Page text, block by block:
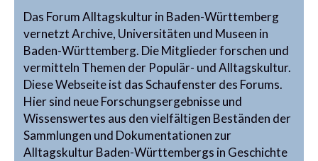
Das Forum Alltagskultur in Baden-Württemberg
vernetzt Archive, Universitäten und Museen in
Baden-Württemberg. Die Mitglieder forschen und
vermitteln Themen der Populär- und Alltagskultur.
Diese Webseite ist das Schaufenster des Forums.
Hier sind neue Forschungsergebnisse und
Wissenswertes aus den vielfältigen Beständen der
Sammlungen und Dokumentationen zur
Alltagskultur Baden-Württembergs in Geschichte